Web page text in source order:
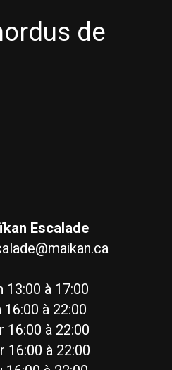
de
Escalade
13:00 à 17:00
16:00 à 22:00
16:00 à 22:00
16:00 à 22:00